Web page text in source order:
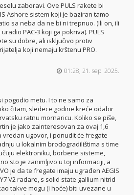
zaboravi. Ove PULS rakete bi
Ashore sistem koji je baziran tamo
sa neba da ne bi ni trepnuo. (Ili on, ili
PAC-3 koji ga pokriva). PULS
su dobre, ali isključivo protiv
koji nemaju krštenu PRO.
01:28, 21. sep. 2025.
pogodio metu. I to ne samo za
čitam, sledece godine kreće odabir
ratnu mornaricu. Koliko se piše,
je jako zainteresovan za ovaj 1,6
vredan ugovor, i ponudit će fregate
u lokalnim brodogradilištima s time
elektroniku, borbene sisteme,
sto je zanimljivo u toj informaciji, a
je da te fregate imaju ugrađen AEGIS
V2 radare, s solid state gallium nitrid
takve mogu (i hoće) biti uvezane u